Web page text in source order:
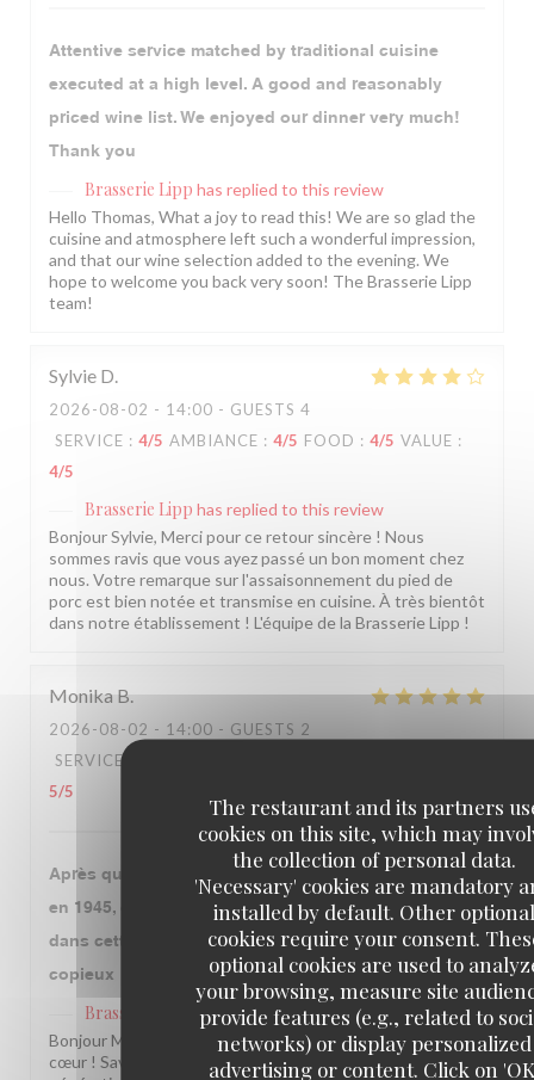
The restaurant and its partners
cookies on this site, which may
the collection of personal data.
'Necessary' cookies are mandatory
installed by default. Other
cookies require your consent.
optional cookies are used to
your browsing, measure site
provide features (e.g., related to
networks) or display personalized
advertising or content. Click on
Attentive service matched by traditional cuisine
executed at a high level. A good and reasonably
priced wine list. We enjoyed our dinner very much!
Thank you
Brasserie Lipp has replied to this review
Hello Thomas, What a joy to read this! We are so glad the
cuisine and atmosphere left such a wonderful impression,
and that our wine selection added to the evening. We
hope to welcome you back very soon! The Brasserie Lipp
team!
Sylvie D
2026-08-02 - 14:00 - GUESTS 4
SERVICE : 4/5 AMBIANCE : 4/5 FOOD : 4/5 VALUE :
4/5
Brasserie Lipp has replied to this review
Bonjour Sylvie, Merci pour ce retour sincère ! Nous
sommes ravis que vous ayez passé un bon moment chez
nous. Votre remarque sur l'assaisonnement du pied de
porc est bien notée et transmise en cuisine. À très bientôt
dans notre établissement ! L'équipe de la Brasserie Lipp !
Monika B
2026-08-02 - 14:00 - GUESTS 2
SERVICE
5/5
Après que notre grand mère qui y a fêté la libération
en 1945, ce fut l’occasion avec mon époux de venir
dans cette institution. Le repas fut très bon et
copieux
Brasserie Lipp
has replied to this review
Bonjour Monika, Quel beau message, merci du fond du
cœur ! Savoir que notre établissement traverse les